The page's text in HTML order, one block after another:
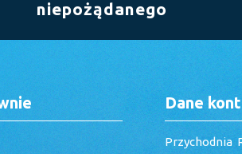
niepożądanego
Dane
Przychodnia